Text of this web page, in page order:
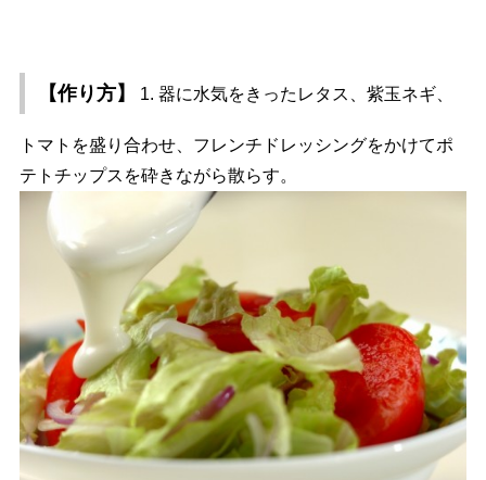
【作り方】 1. 器に水気をきったレタス、紫玉ネギ、
トマトを盛り合わせ、フレンチドレッシングをかけてポ
テトチップスを砕きながら散らす。